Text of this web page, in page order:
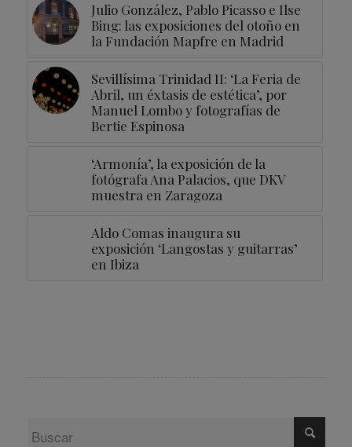
Julio González, Pablo Picasso e Ilse
Bing: las exposiciones del otoño en
la Fundación Mapfre en Madrid
Sevillísima Trinidad II: ‘La Feria de
Abril, un éxtasis de estética’, por
Manuel Lombo y fotografías de
Bertie Espinosa
‘Armonía’, la exposición de la
fotógrafa Ana Palacios, que DKV
muestra en Zaragoza
Aldo Comas inaugura su
exposición ‘Langostas y guitarras’
en Ibiza